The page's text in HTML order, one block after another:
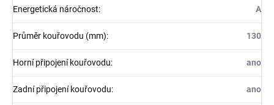
Energetická náročnost: A
Průměr kouřovodu (mm): 130
Horní připojení kouřovodu: ano
Zadní připojení kouřovodu: ano